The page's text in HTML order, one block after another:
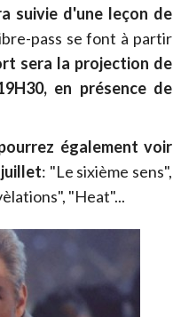
suivie d'une leçon de
pass se font à partir
sera la projection de
en présence de
également voir
: "Le sixième sens",
"Heat"...